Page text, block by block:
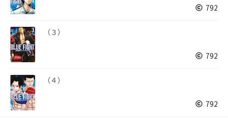
792
（３）
792
（４）
792